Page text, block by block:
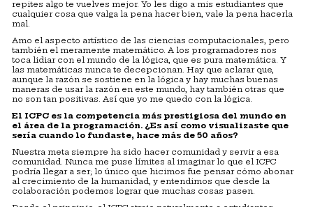
repites algo te vuelves mejor. Yo les digo a mis estudiantes que
cualquier cosa que valga la pena hacer bien, vale la pena hacerla
mal.
Amo el aspecto artístico de las ciencias computacionales, pero
también el meramente matemático. A los programadores nos
toca lidiar con el mundo de la lógica, que es pura matemática. Y
las matemáticas nunca te decepcionan. Hay que aclarar que,
aunque la razón se sostiene en la lógica y hay muchas buenas
maneras de usar la razón en este mundo, hay también otras que
no son tan positivas. Así que yo me quedo con la lógica.
El ICPC es la competencia más prestigiosa del mundo en
el área de la programación. ¿Es así como visualizaste que
sería cuando lo fundaste, hace más de 50 años?
Nuestra meta siempre ha sido hacer comunidad y servir a esa
comunidad. Nunca me puse límites al imaginar lo que el ICPC
podría llegar a ser; lo único que hicimos fue pensar cómo abonar
al crecimiento de la humanidad, y entendimos que desde la
colaboración podemos lograr que muchas cosas pasen.